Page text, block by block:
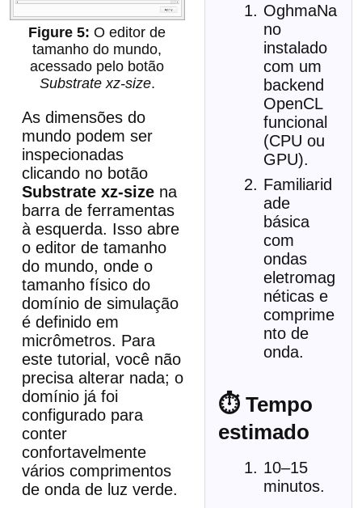
OghmaNa
no
instalado
com um
backend
OpenCL
funcional
(CPU ou
GPU).
Familiarid
ade
básica
com
ondas
eletromag
néticas e
comprime
nto de
onda.
⏱ Tempo
estimado
10–15
minutos.
O editor de
tamanho do mundo,
acessado pelo botão
Substrate xz-size.
As dimensões do
mundo podem ser
inspecionadas
clicando no botão
Substrate xz-size na
barra de ferramentas
à esquerda. Isso abre
o editor de tamanho
do mundo, onde o
tamanho físico do
domínio de simulação
é definido em
micrômetros. Para
este tutorial, você não
precisa alterar nada; o
domínio já foi
configurado para
conter
confortavelmente
vários comprimentos
de onda de luz verde.